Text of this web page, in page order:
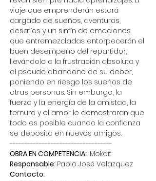
viaje que emprenderán estará
cargado de sueños, aventuras,
desafíos y un sinfín de emociones
que entremezcladas entorpecerán el
buen desempeño del repartidor,
llevándolo a la frustración absoluta y
al pseudo abandono de su deber,
poniendo en riesgo los sueños de
otras personas. Sin embargo, la
fuerza y la energía de la amistad, la
ternura y el amor le demostraran que
todo es posible cuando la confianza
se deposita en nuevos amigos.
-----------------------------------
OBRA EN COMPETENCIA: Mokoit
Responsable: Pablo José Velazquez
Contacto: